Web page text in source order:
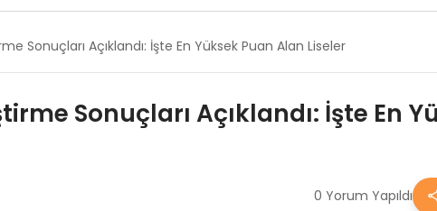
Sonuçları Açıklandı: İşte En Yüksek Puan Alan Liseler
Sonuçları Açıklandı: İşte En
0 Yorum Yapıldı